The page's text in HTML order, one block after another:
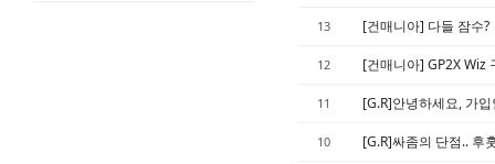
13 [건매니아] 다들 잠수?
12 [건매니아] GP2X Wiz
11 [G.R]안녕하세요, 가
10 [G.R]싸좀의 단점.. 후